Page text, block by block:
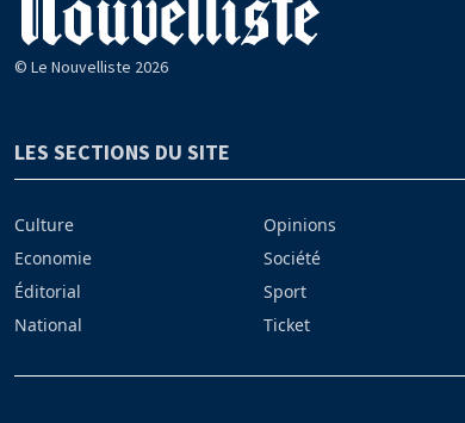
© Le Nouvelliste 2026
LES SECTIONS DU SITE
Culture
Economie
Éditorial
National
Opinions
Société
Sport
Ticket